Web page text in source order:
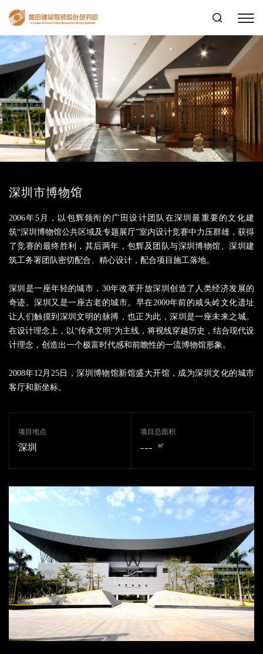
深圳市博物馆
2006年5月，以包辉领衔的广田设计团队在深圳最重要的文化建
筑“深圳博物馆公共区域及专题展厅”室内设计竞赛中力压群雄，获得
了竞赛的最终胜利，其后两年，包辉及团队与深圳博物馆、深圳建
筑工务署团队密切配合、精心设计，配合项目施工落地。
深圳是一座年轻的城市，30年改革开放深圳创造了人类经济发展的
奇迹。深圳又是一座古老的城市。早在2000年前的咸头岭文化遗址
让人们触摸到深圳文明的脉搏，也正为此，深圳是一座未来之城。
在设计理念上，以“传承文明”为主线，将视线穿越历史，结合现代设
计理念，创造出一个极富时代感和前瞻性的一流博物馆形象。
2008年12月25日，深圳博物馆新馆盛大开馆，成为深圳文化的城市
客厅和新坐标。
项目地点
深圳
项目总面积
--- ㎡